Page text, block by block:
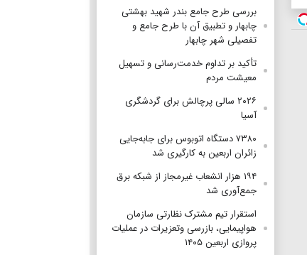
بررسی طرح جامع بندر شهید بهشتی
چابهار و تطبیق آن با طرح جامع و
تفصیلی شهر چابهار
تأکید بر تداوم خدمت‌رسانی و تسهیل
معیشت مردم
۲۰۲۶ سالی پرچالش برای گردشگری
آسیا
۷۳۸۰ دستگاه اتوبوس برای جابه‌جایی
زائران اربعین به‌ کارگیری شد
۱۹۴ هزار انشعاب غیرمجاز از شبکه برق
جمع‌آوری شد
استقرار تیم مشترک نظارتی سازمان
هواپیمایی، بازرسی وتعزیرات در عملیات
پروازی اربعین ۱۴۰۵